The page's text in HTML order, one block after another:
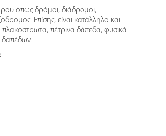
όπως δρόμοι, διάδρομοι,
Επίσης, είναι κατάλληλο και
πέτρινα δάπεδα, φυσικά
δαπέδων.